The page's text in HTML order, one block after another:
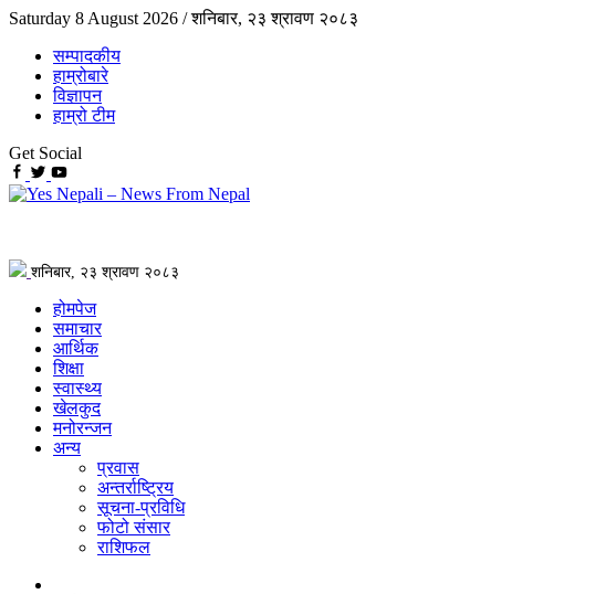
Saturday 8 August 2026 /शनिबार, २३ श्रावण २०८३
सम्पादकीय
हाम्रोबारे
विज्ञापन
हाम्रो टीम
Get Social
शनिबार, २३ श्रावण २०८३
होमपेज
समाचार
आर्थिक
शिक्षा
स्वास्थ्य
खेलकुद
मनोरन्जन
अन्य
प्रवास
अन्तर्राष्ट्रिय
सूचना-प्रविधि
फोटो संसार
राशिफल